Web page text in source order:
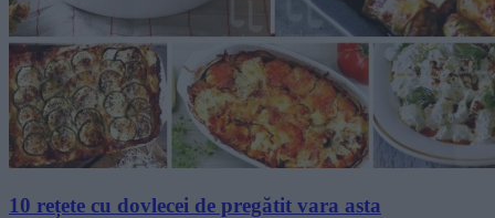
10 rețete cu dovlecei de pregătit vara asta